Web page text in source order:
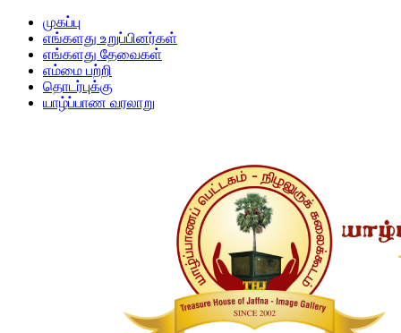
முகப்பு
எங்களது உறுப்பினர்கள்
எங்களது தேவைகள்
எம்மை பற்றி
தொடர்புக்கு
யாழ்ப்பாண வரலாறு